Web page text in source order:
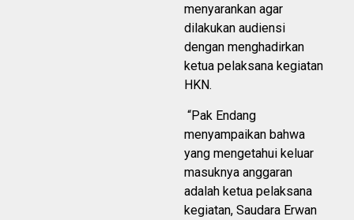
menyarankan agar
dilakukan audiensi
dengan menghadirkan
ketua pelaksana kegiatan
HKN.
“Pak Endang
menyampaikan bahwa
yang mengetahui keluar
masuknya anggaran
adalah ketua pelaksana
kegiatan, Saudara Erwan